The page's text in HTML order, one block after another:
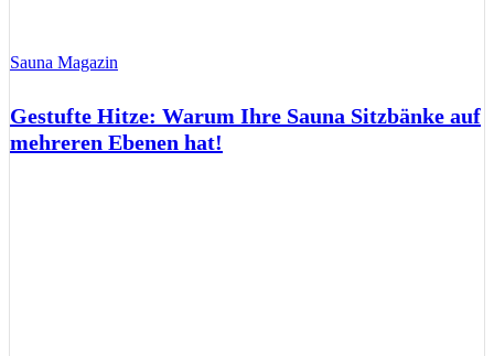
Sauna Magazin
Gestufte Hitze: Warum Ihre Sauna Sitzbänke auf
mehreren Ebenen hat!